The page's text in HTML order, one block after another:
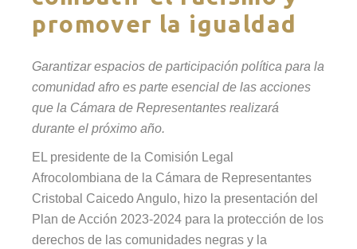
promover la igualdad
Garantizar espacios de participación política para la
comunidad afro es parte esencial de las acciones
que la Cámara de Representantes realizará
durante el próximo año.
EL presidente de la Comisión Legal
Afrocolombiana de la Cámara de Representantes
Cristobal Caicedo Angulo, hizo la presentación del
Plan de Acción 2023-2024 para la protección de los
derechos de las comunidades negras y la